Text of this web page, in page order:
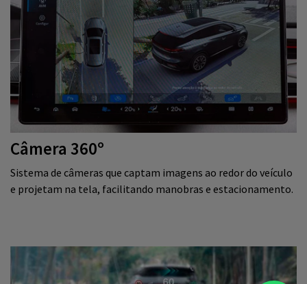
Câmera 360º
Sistema de câmeras que captam imagens ao redor do veículo
e projetam na tela, facilitando manobras e estacionamento.